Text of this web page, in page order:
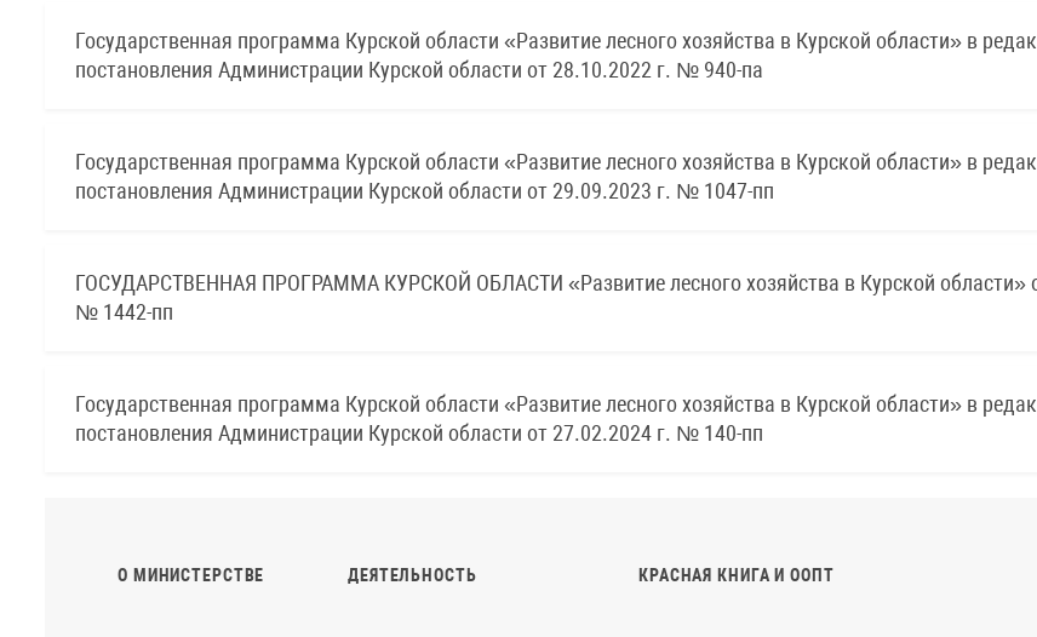
Государственная программа Курской области «Развитие лесного хозяйства в Курской области» в
постановления Администрации Курской области от 28.10.2022 г. № 940-па
Государственная программа Курской области «Развитие лесного хозяйства в Курской области» в
постановления Администрации Курской области от 29.09.2023 г. № 1047-пп
ГОСУДАРСТВЕННАЯ ПРОГРАММА КУРСКОЙ ОБЛАСТИ «Развитие лесного хозяйства в Курской области»
№ 1442-пп
Государственная программа Курской области «Развитие лесного хозяйства в Курской области» в
постановления Администрации Курской области от 27.02.2024 г. № 140-пп
О МИНИСТЕРСТВЕ ДЕЯТЕЛЬНОСТЬ КРАСНАЯ КНИГА И ООПТ